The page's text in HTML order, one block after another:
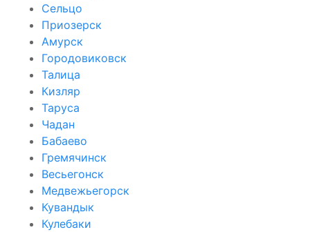
Сельцо
Приозерск
Амурск
Городовиковск
Талица
Кизляр
Таруса
Чадан
Бабаево
Гремячинск
Весьегонск
Медвежьегорск
Кувандык
Кулебаки